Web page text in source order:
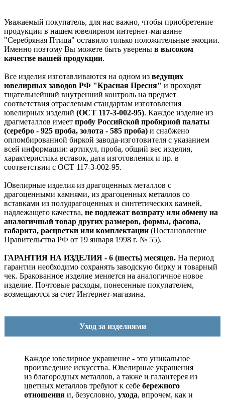
Уважаемый покупатель, для нас важно, чтобы приобретение
продукции в нашем ювелирном интернет-магазине
"Серебряная Птица" оставило только положительные эмоции.
Именно поэтому Вы можете быть уверены в высоком
качестве нашей продукции.
Все изделия изготавливаются на одном из ведущих
ювелирных заводов РФ "Красная Пресня" и проходят
тщательнейший внутренний контроль на предмет
соответствия отраслевым стандартам изготовления
ювелирных изделий (ОСТ 117-3-002-95). Каждое изделие из
драгметаллов имеет пробу Российской пробирной палаты
(серебро - 925 проба, золота - 585 проба) и снабжено
опломбированной биркой завода-изготовителя с указанием
всей информации: артикул, проба, общий вес изделия,
характеристика вставок, дата изготовления и пр. в
соответствии с ОСТ 117-3-002-95.
Ювелирные изделия из драгоценных металлов с
драгоценными камнями, из драгоценных металлов со
вставками из полудрагоценных и синтетических камней,
надлежащего качества, не подлежат возврату или обмену на
аналогичный товар других размеров, формы, фасона,
габарита, расцветки или комплектации (Постановление
Правительства РФ от 19 января 1998 г. № 55).
ГАРАНТИЯ НА ИЗДЕЛИЯ - 6 (шесть) месяцев. На период
гарантии необходимо сохранять заводскую бирку и товарный
чек. Бракованное изделие меняется на аналогичное новое
изделие. Почтовые расходы, понесенные покупателем,
возмещаются за счет Интернет-магазина.
Уход за изделиями
Каждое ювелирное украшение - это уникальное
произведение искусства. Ювелирные украшения
из благородных металлов, а также и галантерея из
цветных металлов требуют к себе бережного
отношения и, безусловно, ухода, впрочем, как и